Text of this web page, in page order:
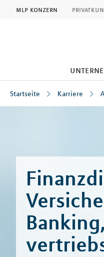
mlp konzern
Startseite Karriere